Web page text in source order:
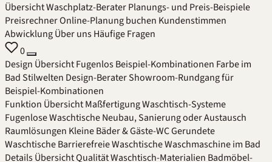
ÜbersichtWaschplatz-BeraterPlanungs- und Preis-Beispiele
PreisrechnerOnline-Planung buchen Kundenstimmen
AbwicklungÜber unsHäufige Fragen
0
Design ÜbersichtFugenlosBeispiel-Kombinationen Farbe im
BadStilwelten Design-BeraterShowroom-Rundgang für
Beispiel-Kombinationen
Funktion ÜbersichtMaßfertigungWaschtisch-Systeme
Fugenlose WaschtischeNeubau, Sanierung oder Austausch
Raumlösungen Kleine Bäder & Gäste-WCGerundete
WaschtischeBarrierefreie WaschtischeWaschmaschine im Bad
DetailsÜbersichtQualitätWaschtisch-Materialien Badmöbel-